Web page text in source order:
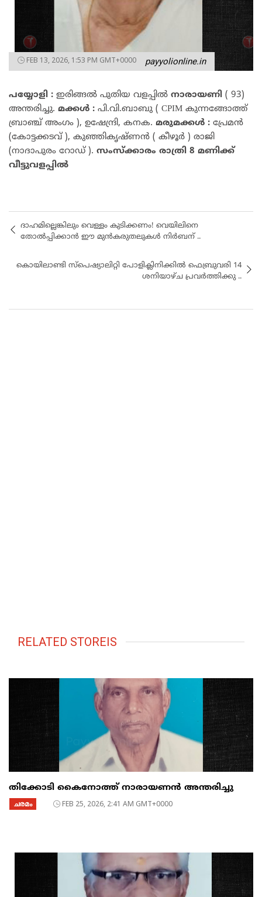
FEB 13, 2026, 1:53 PM GMT+0000 payyolionline.in
പയ്യോളി : ഇരിങ്ങൽ പുതിയ വളപ്പിൽ നാരായണി ( 93)
അന്തരിച്ചു. മക്കൾ : പി.വി.ബാബു ( CPIM കുന്നങ്ങോത്ത്
ബ്രാഞ്ച് അംഗം ), ഉഷേന്ദ്രി, കനക. മരുമക്കൾ : പ്രേമൻ
(കോട്ടക്കടവ് ), കുഞ്ഞികൃഷ്ണൻ ( കീഴൂർ ) രാജി
(നാദാപുരം റോഡ് ). സംസ്ക്കാരം രാത്രി 8 മണിക്ക്
വീട്ടുവളപ്പിൽ
ദാഹമില്ലെങ്കിലും വെള്ളം കുടിക്കണം! വെയിലിനെ
തോൽപ്പിക്കാൻ ഈ മുൻകരുതലുകൾ നിർബന് ..
കൊയിലാണ്ടി സ്പെഷ്യാലിറ്റി പോളിക്ലിനിക്കിൽ ഫെബ്രുവരി 14
ശനിയാഴ്ച പ്രവർത്തിക്കു ..
RELATED STOREIS
തിക്കോടി കൈനോത്ത് നാരായണൻ അന്തരിച്ചു
ചരമം FEB 25, 2026, 2:41 AM GMT+0000